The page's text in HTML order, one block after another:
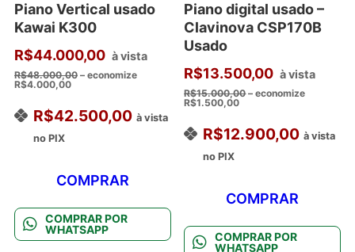
Piano Vertical usado
Kawai K300
R$44.000,00 à vista
R$48.000,00 – economize
R$4.000,00
R$42.500,00 à vista
no PIX
COMPRAR
COMPRAR POR
WHATSAPP
Piano digital usado –
Clavinova CSP170B
Usado
R$13.500,00 à vista
R$15.000,00– economize
R$1.500,00
R$12.900,00 à vista
no PIX
COMPRAR
COMPRAR POR
WHATSAPP